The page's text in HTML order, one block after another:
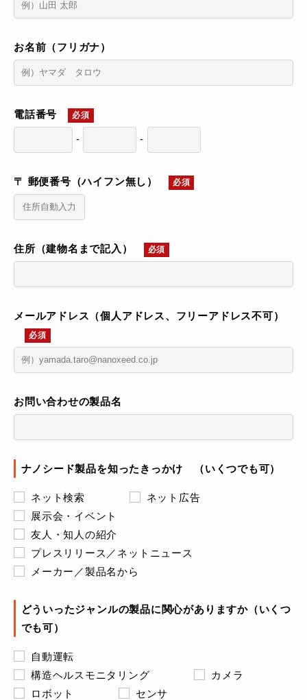
お名前（フリガナ）
電話番号 必須
- -
〒 郵便番号（ハイフン無し） 必須
住所（建物名まで記入） 必須
メールアドレス（個人アドレス、フリーアドレス不可）
必須
お問い合わせの製品名
ナノシード製品を知ったきっかけ （いくつでも可）
ネット検索
ネット広告
展示会・イベント
友人・知人の紹介
プレスリリース／ネットニュース
メーカー／製品名から
どういったジャンルの製品に関心がありますか（いくつ
でも可）
自動運転
構造ヘルスモニタリング
カメラ
ロボット
センサ